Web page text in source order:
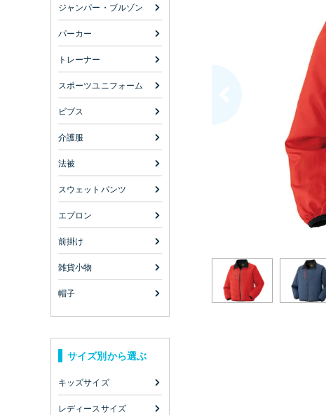
ジャンパー・ブルゾン
パーカー
トレーナー
スポーツユニフォーム
ビブス
介護服
法被
スウェットパンツ
エプロン
前掛け
雑貨小物
帽子
サイズ別から選ぶ
キッズサイズ
レディースサイズ